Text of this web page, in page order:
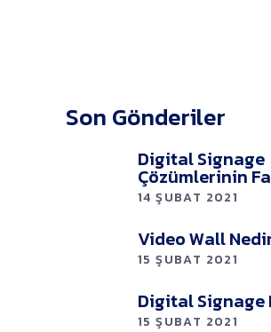
Son Gönderiler
Digital Signage
Çözümlerinin
14 ŞUBAT 2021
Video Wall
15 ŞUBAT 2021
Digital Signage
15 ŞUBAT 2021